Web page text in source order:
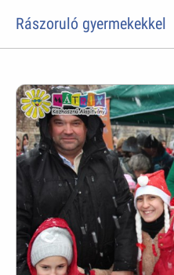
Rászoruló gyermekekkel